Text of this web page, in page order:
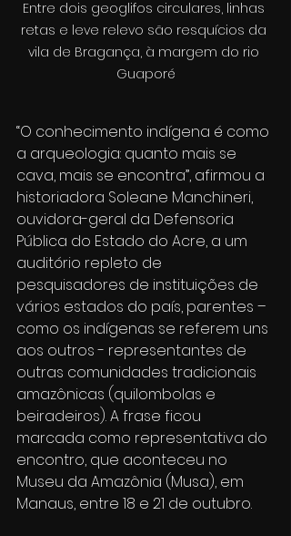
Entre dois geoglifos circulares, linhas
retas e leve relevo são resquícios da
vila de Bragança, à margem do rio
Guaporé
“O conhecimento indígena é como
a arqueologia: quanto mais se
cava, mais se encontra”, afirmou a
historiadora Soleane Manchineri,
ouvidora-geral da Defensoria
Pública do Estado do Acre, a um
auditório repleto de
pesquisadores de instituições de
vários estados do país, parentes –
como os indígenas se referem uns
aos outros - representantes de
outras comunidades tradicionais
amazônicas (quilombolas e
beiradeiros). A frase ficou
marcada como representativa do
encontro, que aconteceu no
Museu da Amazônia (Musa), em
Manaus, entre 18 e 21 de outubro.